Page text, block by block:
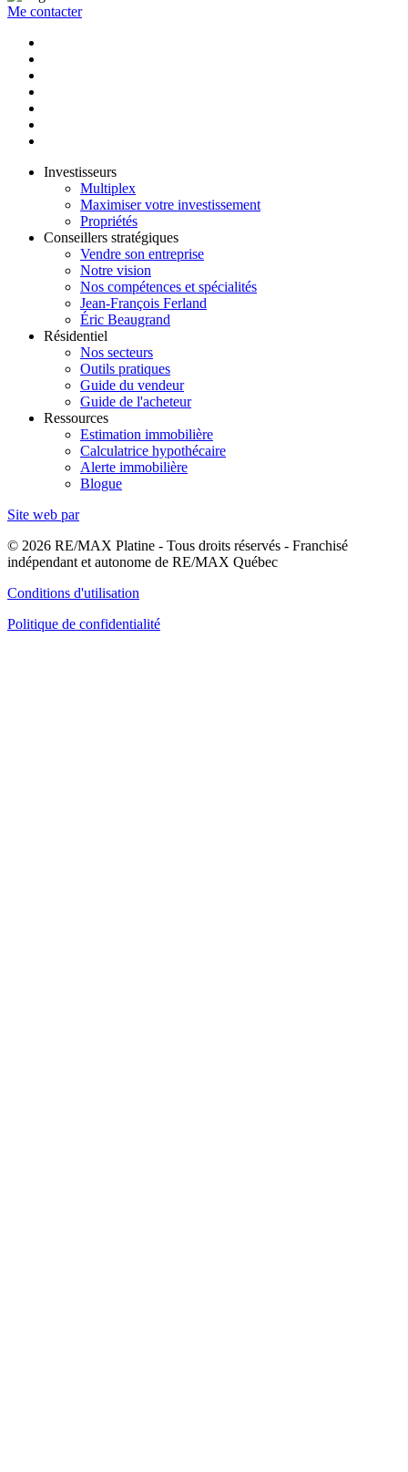
Me contacter
Investisseurs
Multiplex
Maximiser votre investissement
Propriétés
Conseillers stratégiques
Vendre son entreprise
Notre vision
Nos compétences et spécialités
Jean-François Ferland
Éric Beaugrand
Résidentiel
Nos secteurs
Outils pratiques
Guide du vendeur
Guide de l'acheteur
Ressources
Estimation immobilière
Calculatrice hypothécaire
Alerte immobilière
Blogue
Site web par
© 2026 RE/MAX Platine - Tous droits réservés - Franchisé
indépendant et autonome de RE/MAX Québec
Conditions d'utilisation
Politique de confidentialité